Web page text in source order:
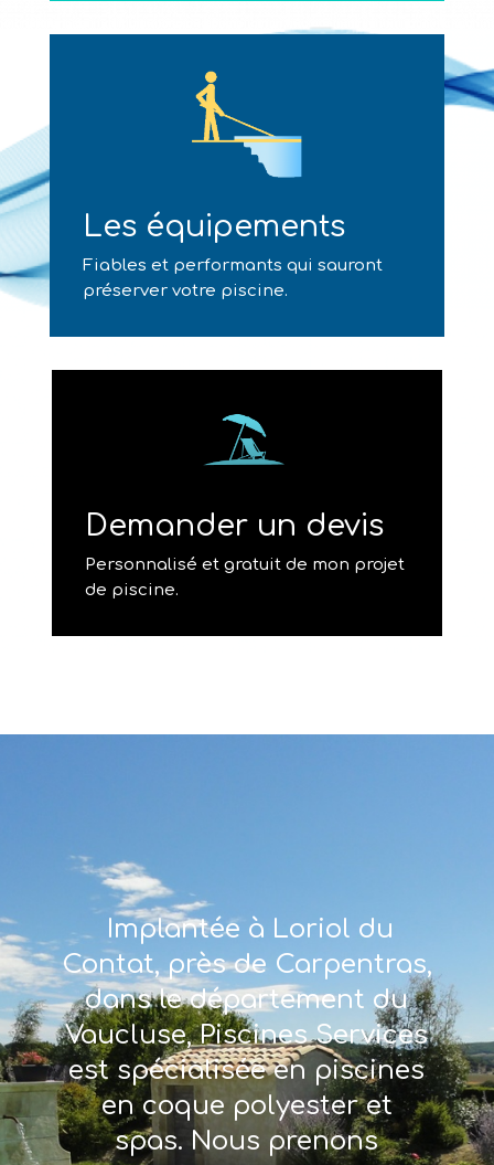
Les équipements
Fiables et performants qui sauront
préserver votre piscine.
Demander un devis
Personnalisé et gratuit de mon projet
de piscine.
Implantée à Loriol du
Contat, près de Carpentras,
dans le département du
Vaucluse, Piscines Services
est spécialisée en piscines
en coque polyester et
spas. Nous prenons